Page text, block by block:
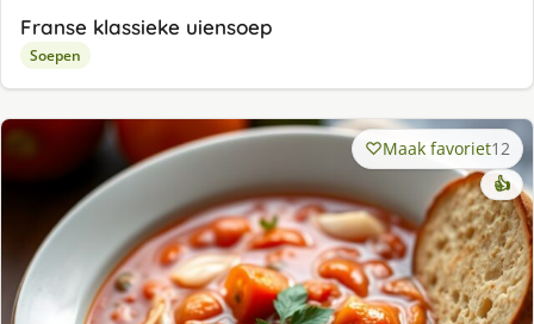
Franse klassieke uiensoep
Soepen
Maak favoriet12
👍